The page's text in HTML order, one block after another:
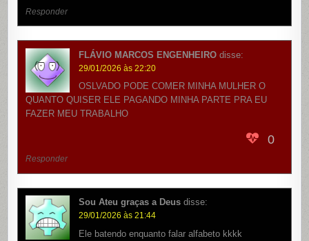
Responder
FLÁVIO MARCOS ENGENHEIRO disse:
29/01/2026 às 22:20
OSLVADO PODE COMER MINHA MULHER O
QUANTO QUISER ELE PAGANDO MINHA PARTE PRA EU
FAZER MEU TRABALHO
0
Responder
Sou Ateu graças a Deus disse:
29/01/2026 às 21:44
Ele batendo enquanto falar alfabeto kkkk